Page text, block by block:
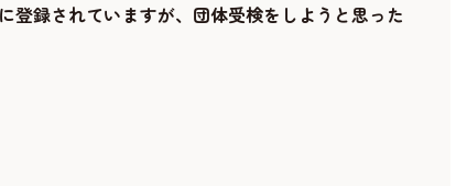
登録されていますが、団体受検をしようと思った